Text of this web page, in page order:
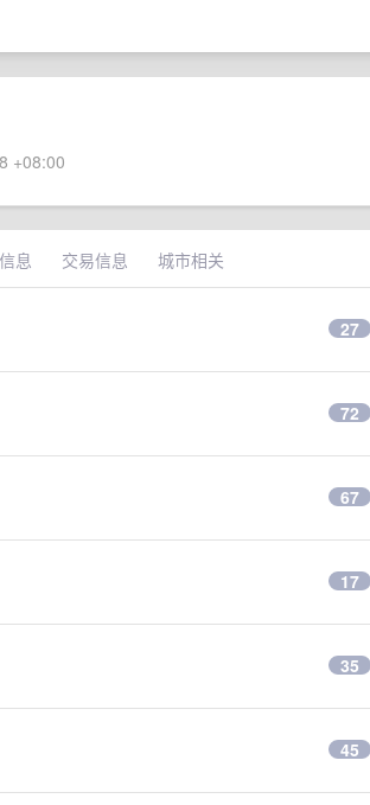
+08:00
息 交易信息 城市相关
27
72
67
17
35
45